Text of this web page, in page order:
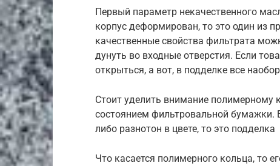
Первый параметр некачественного
корпус деформирован, то это один из
качественные свойства фильтрата
дунуть во входные отверстия. Если
открыться, а вот, в подделке все
Стоит уделить внимание полимерному
состоянием фильтровальной бумажки.
либо разнотон в цвете, то это подделка
Что касается полимерного кольца, то